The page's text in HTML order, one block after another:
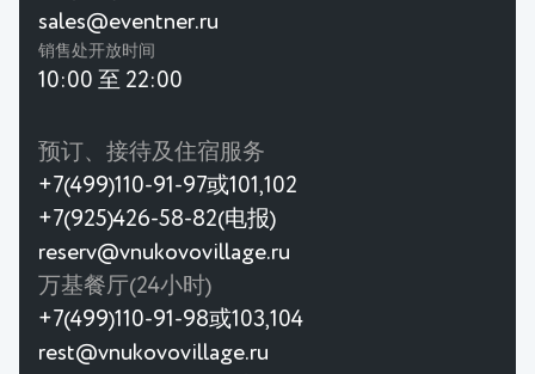
sales@eventner.ru
销售处开放时间
10:00 至 22:00
预订、接待及住宿服务
+7(499)110-91-97或101,102
+7(925)426-58-82(电报)
reserv@vnukovovillage.ru
万基餐厅(24小时)
+7(499)110-91-98或103,104
rest@vnukovovillage.ru